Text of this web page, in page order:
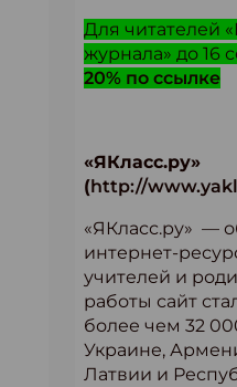
Для читателей
журнала» до 16
20% по ссылке
«ЯКласс.ру»
(http://
«ЯКласс.ру» —
интернет-
учителей и
работы сайт
более чем 32
Украине,
Латвии и